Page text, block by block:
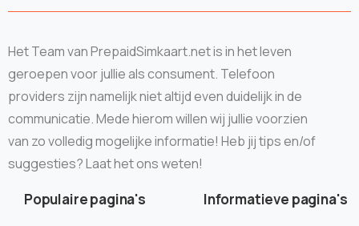
Het Team van PrepaidSimkaart.net is in het leven
geroepen voor jullie als consument. Telefoon
providers zijn namelijk niet altijd even duidelijk in de
communicatie. Mede hierom willen wij jullie voorzien
van zo volledig mogelijke informatie! Heb jij tips en/of
suggesties? Laat het ons weten!
Populaire pagina's Informatieve pagina's